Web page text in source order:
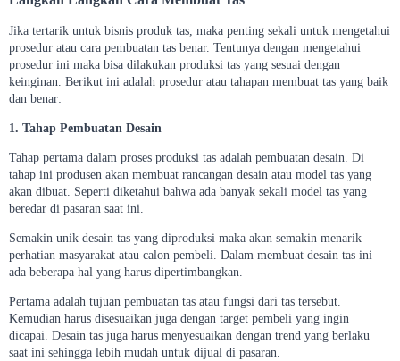
Jika tertarik untuk bisnis produk tas, maka penting sekali untuk mengetahui
prosedur atau cara pembuatan tas benar. Tentunya dengan mengetahui
prosedur ini maka bisa dilakukan produksi tas yang sesuai dengan
keinginan. Berikut ini adalah prosedur atau tahapan membuat tas yang baik
dan benar:
1. Tahap Pembuatan Desain
Tahap pertama dalam proses produksi tas adalah pembuatan desain. Di
tahap ini produsen akan membuat rancangan desain atau model tas yang
akan dibuat. Seperti diketahui bahwa ada banyak sekali model tas yang
beredar di pasaran saat ini.
Semakin unik desain tas yang diproduksi maka akan semakin menarik
perhatian masyarakat atau calon pembeli. Dalam membuat desain tas ini
ada beberapa hal yang harus dipertimbangkan.
Pertama adalah tujuan pembuatan tas atau fungsi dari tas tersebut.
Kemudian harus disesuaikan juga dengan target pembeli yang ingin
dicapai. Desain tas juga harus menyesuaikan dengan trend yang berlaku
saat ini sehingga lebih mudah untuk dijual di pasaran.